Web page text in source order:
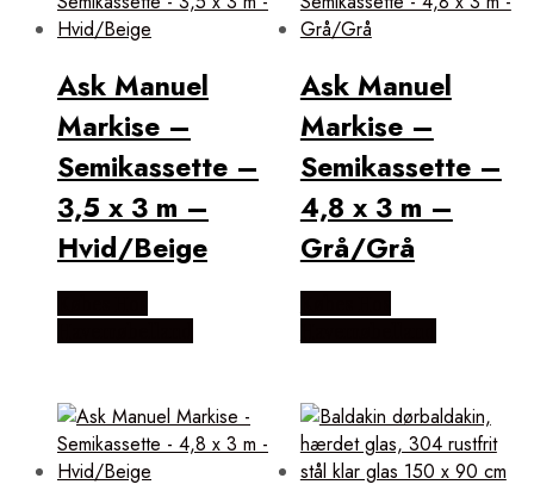
Ask Manuel
Markise –
Semikassette –
3,5 x 3 m –
Hvid/Beige
Ask Manuel
Markise –
Semikassette –
4,8 x 3 m –
Grå/Grå